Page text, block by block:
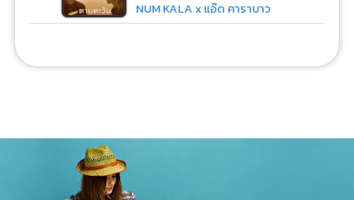
NUM KALA x แอ๊ด คาราบาว